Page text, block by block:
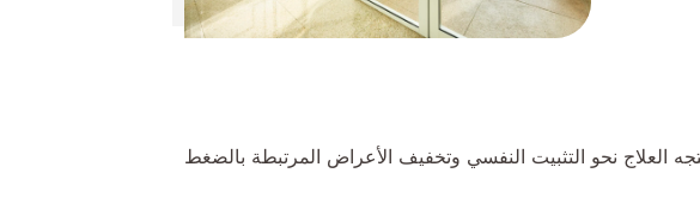
نحو التثبيت النفسي وتخفيف الأعراض المرتبطة بالضغط